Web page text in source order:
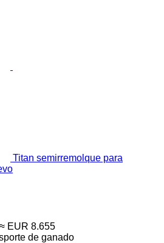
Titan semirremolque para
≈ EUR 8.655
de ganado